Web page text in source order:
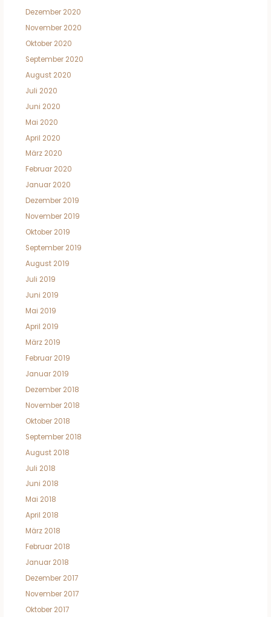
Dezember 2020
November 2020
Oktober 2020
September 2020
August 2020
Juli 2020
Juni 2020
Mai 2020
April 2020
März 2020
Februar 2020
Januar 2020
Dezember 2019
November 2019
Oktober 2019
September 2019
August 2019
Juli 2019
Juni 2019
Mai 2019
April 2019
März 2019
Februar 2019
Januar 2019
Dezember 2018
November 2018
Oktober 2018
September 2018
August 2018
Juli 2018
Juni 2018
Mai 2018
April 2018
März 2018
Februar 2018
Januar 2018
Dezember 2017
November 2017
Oktober 2017